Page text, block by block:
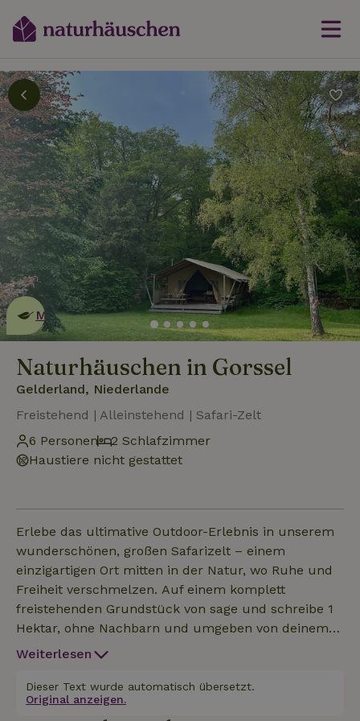
Dies ist ein
umweltschonendes
Naturhäuschen
Mehr erfahren
Naturhäuschen in Gorssel
Gelderland, Niederlande
Freistehend | Alleinstehend | Safari-Zelt
6 Personen
2 Schlafzimmer
Haustiere nicht gestattet
Erlebe das ultimative Outdoor-Erlebnis in unserem
wunderschönen, großen Safarizelt – einem
einzigartigen Ort mitten in der Natur, wo Ruhe und
Freiheit verschmelzen. Auf einem komplett
freistehenden Grundstück von sage und schreibe 1
Hektar, ohne Nachbarn und umgeben von deinem
eigenen Wald, erlebst du pure Entspannung. Wach
mit etwas Glück siehst du Rehe, die gemächlich am
Zelt vorbeiziehen – ein magischer Start in den Tag.
Weiterlesen
Dieser Text wurde automatisch übersetzt.
Original anzeigen.